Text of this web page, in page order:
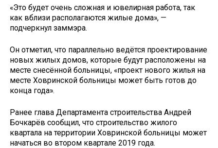
«Это будет очень сложная и ювелирная работа, так
как вблизи располагаются жилые дома», —
подчеркнул заммэра.
Он отметил, что параллельно ведётся проектирование
новых жилых домов, которые будут расположены на
месте снесённой больницы, «проект нового жилья на
месте Ховринской больницы может быть готов до
конца года».
Ранее глава Департамента строительства Андрей
Бочкарёв сообщил, что строительство жилого
квартала на территории Ховринской больницы может
начаться во втором квартале 2019 года.